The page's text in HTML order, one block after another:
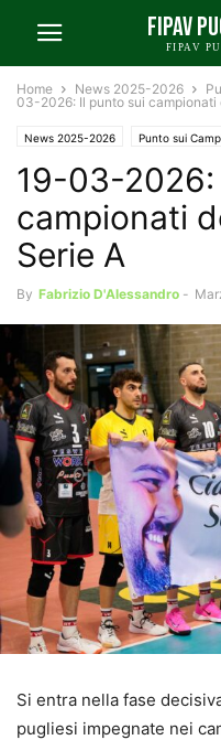
FIPAV
FIPAV
Home News 2025-2026
03-2026: Il punto sui campionati
News 2025-2026 Punto sui
19-03-2026:
campionati
Serie A
By Fabrizio D'Alessandro -
Si entra nella fase
pugliesi impegnate nei